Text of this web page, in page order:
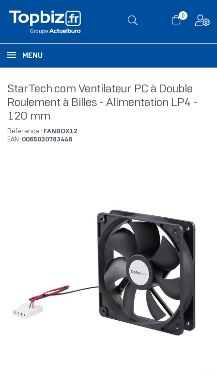
0
MENU
StarTech.com Ventilateur PC à Double
Roulement à Billes - Alimentation LP4 -
120 mm
Référence : FANBOX12
EAN: 0065030783446